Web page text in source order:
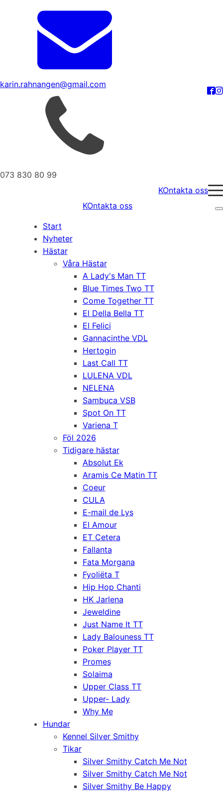
karin.rahnangen@gmail.com
073 830 80 99
KOntakta oss
KOntakta oss
Start
Nyheter
Hästar
Våra Hästar
A Lady's Man TT
Blue Times Two TT
Come Together TT
El Della Bella TT
El Felici
Gannacinthe VDL
Hertogin
Last Call TT
LULENA VDL
NELENA
Sambuca VSB
Spot On TT
Variena T
Föl 2026
Tidigare hästar
Absolut Ek
Aramis Ce Matin TT
Coeur
CULA
E-mail de Lys
El Amour
ET Cetera
Fallanta
Fata Morgana
Fyoliëta T
Hip Hop Chanti
HK Jarlena
Jeweldine
Just Name It TT
Lady Balouness TT
Poker Player TT
Promes
Solaima
Upper Class TT
Upper- Lady
Why Me
Hundar
Kennel Silver Smithy
Tikar
Silver Smithy Catch Me Not
Silver Smithy Catch Me Not
Silver Smithy Be Happy